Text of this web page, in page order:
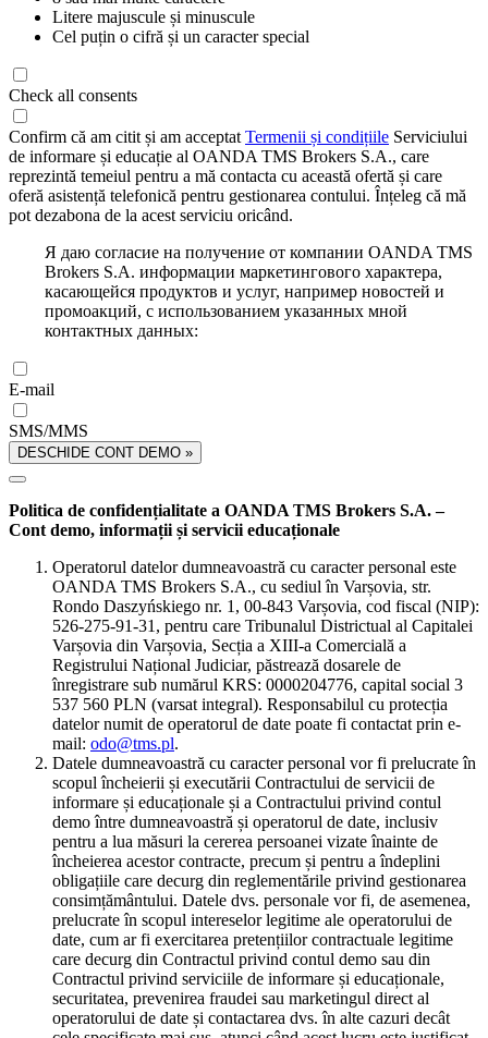
Litere majuscule și minuscule
Cel puțin o cifră și un caracter special
Check all consents
Confirm că am citit și am acceptat Termenii și condițiile Serviciului
de informare și educație al OANDA TMS Brokers S.A., care
reprezintă temeiul pentru a mă contacta cu această ofertă și care
oferă asistență telefonică pentru gestionarea contului. Înțeleg că mă
pot dezabona de la acest serviciu oricând.
Я даю согласие на получение от компании OANDA TMS
Brokers S.A. информации маркетингового характера,
касающейся продуктов и услуг, например новостей и
промоакций, с использованием указанных мной
контактных данных:
E-mail
SMS/MMS
DESCHIDE CONT DEMO »
Politica de confidențialitate a OANDA TMS Brokers S.A. –
Cont demo, informații și servicii educaționale
Operatorul datelor dumneavoastră cu caracter personal este
OANDA TMS Brokers S.A., cu sediul în Varșovia, str.
Rondo Daszyńskiego nr. 1, 00-843 Varșovia, cod fiscal (NIP):
526-275-91-31, pentru care Tribunalul Districtual al Capitalei
Varșovia din Varșovia, Secția a XIII-a Comercială a
Registrului Național Judiciar, păstrează dosarele de
înregistrare sub numărul KRS: 0000204776, capital social 3
537 560 PLN (varsat integral). Responsabilul cu protecția
datelor numit de operatorul de date poate fi contactat prin e-
mail: odo@tms.pl.
Datele dumneavoastră cu caracter personal vor fi prelucrate în
scopul încheierii și executării Contractului de servicii de
informare și educaționale și a Contractului privind contul
demo între dumneavoastră și operatorul de date, inclusiv
pentru a lua măsuri la cererea persoanei vizate înainte de
încheierea acestor contracte, precum și pentru a îndeplini
obligațiile care decurg din reglementările privind gestionarea
consimțământului. Datele dvs. personale vor fi, de asemenea,
prelucrate în scopul intereselor legitime ale operatorului de
date, cum ar fi exercitarea pretențiilor contractuale legitime
care decurg din Contractul privind contul demo sau din
Contractul privind serviciile de informare și educaționale,
securitatea, prevenirea fraudei sau marketingul direct al
operatorului de date și contactarea dvs. în alte cazuri decât